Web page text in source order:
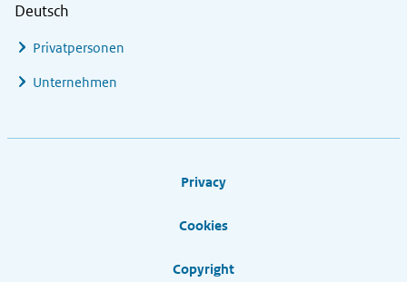
Deutsch
Privatpersonen
Unternehmen
Privacy
Cookies
Copyright